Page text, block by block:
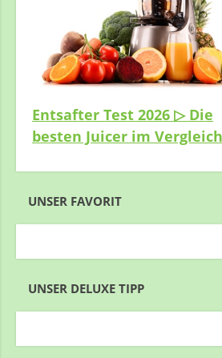
Entsafter Test 2026 ▷ Die
besten Juicer im Vergleich
UNSER FAVORIT
UNSER DELUXE TIPP